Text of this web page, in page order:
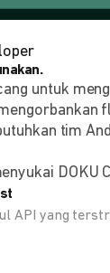
untuk
tim
DOKU
API yang